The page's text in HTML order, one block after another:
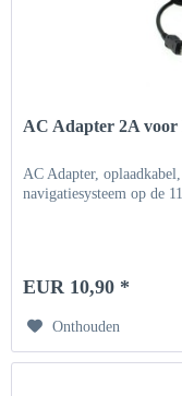
AC Adapter 2A
AC Adapter,
navigatiesysteem op de
EUR 10,90 *
Onthouden